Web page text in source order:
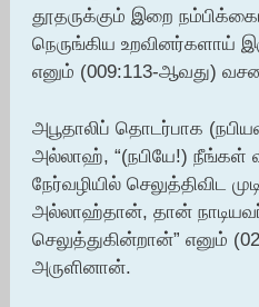
தூதருக்கும் இறை
நெருங்கிய உறவினர்களாய்
எனும் (009:113-ஆவது)
அபூதாலிப் தொடர்பாக
அல்லாஹ், “(நபியே!) நீங்கள்
நேர்வழியில் செலுத்திவிட
அல்லாஹ்தான், தான்
செலுத்துகின்றான்” எனும்
அருளினான்.